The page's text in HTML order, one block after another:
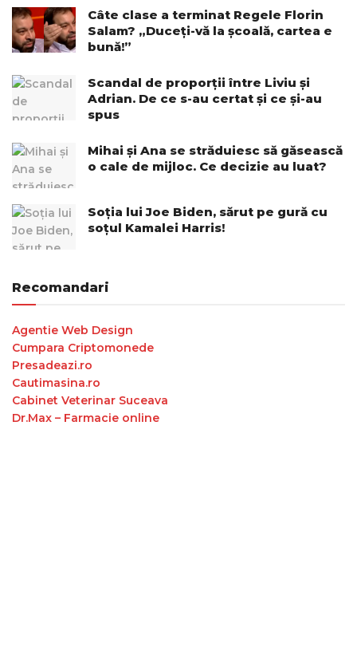
Câte clase a terminat Regele Florin
Salam? „Duceți-vă la școală, cartea e
bună!”
Scandal de proporții între Liviu și
Adrian. De ce s-au certat și ce și-au
spus
Mihai și Ana se străduiesc să găsească
o cale de mijloc. Ce decizie au luat?
Soția lui Joe Biden, sărut pe gură cu
soțul Kamalei Harris!
Recomandari
Agentie Web Design
Cumpara Criptomonede
Presadeazi.ro
Cautimasina.ro
Cabinet Veterinar Suceava
Dr.Max – Farmacie online